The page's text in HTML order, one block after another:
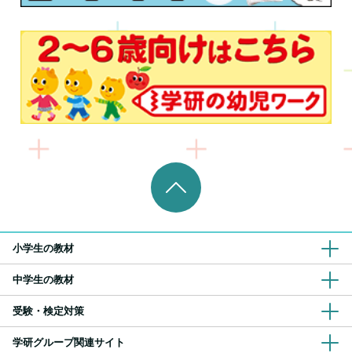
小学生の教材
中学生の教材
受験・検定対策
学研グループ関連サイト